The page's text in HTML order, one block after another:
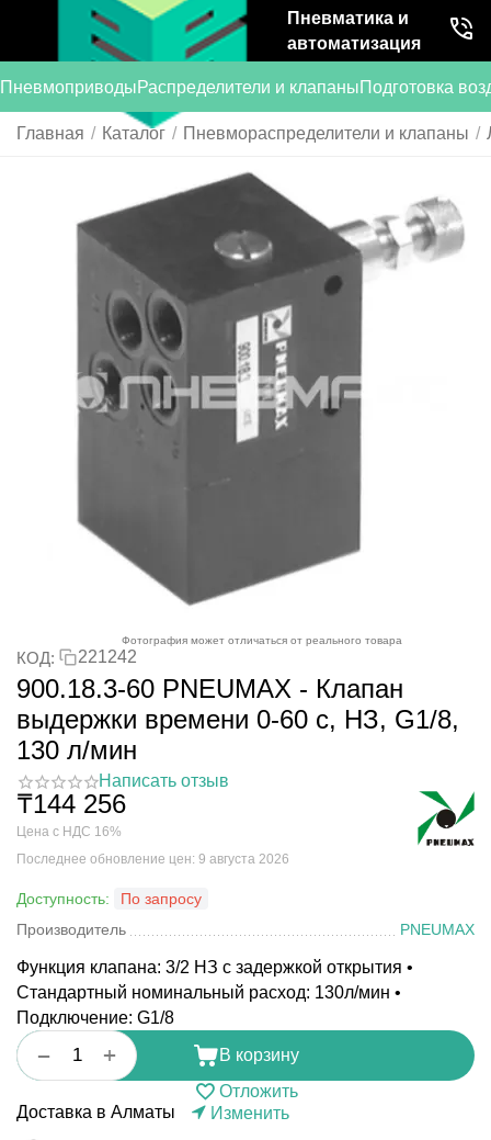
Пневматика и
автоматизация
ПневмоприводыРаспределители и клапаныПодготовка
Главная / Каталог / Пневмораспределители и клапаны /
Фотография может отличаться от реального товара
КОД: 221242
900.18.3-60 PNEUMAX - Клапан
выдержки времени 0-60 с, НЗ, G1/8,
130 л/мин
Написать отзыв
₸144 256
Цена с НДС 16%
Последнее обновление цен: 9 августа 2026
Доступность:
По запросу
Производитель
PNEUMAX
Функция клапана: 3/2 НЗ с задержкой открытия •
Стандартный номинальный расход: 130л/мин •
Подключение: G1/8
+
−
В корзину
Отложить
Доставка в Алматы
Изменить